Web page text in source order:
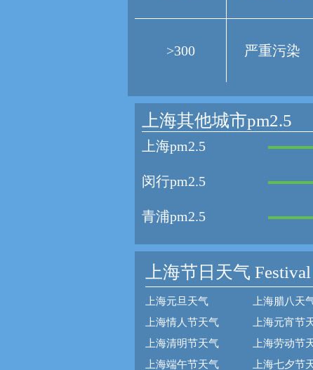
>300 严重污染
上海其他城市pm2.5
上海pm2.5
闵行pm2.5
青浦pm2.5
上海节日天气 Festival
上海元旦天气 上海腊八天
上海情人节天气
上海元宵节
上海清明节天气
上海劳动节
上海端午节天气
上海七夕节